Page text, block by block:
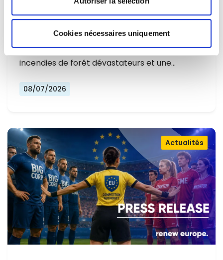
Cookies nécessaires uniquement
L'EUROPE NE PEUT PLUS SE
CONTENTER DE RÉAGIR ET DOIT SE
PRÉPARER
Alors que l'Europe connaît un nouvel été
marqué par des températures record, des
incendies de forêt dévastateurs et une…
08/07/2026
Actualités